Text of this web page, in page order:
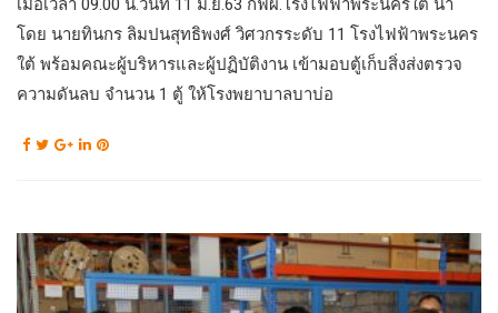
เมื่อเวลา 09.00 น.วันที่ 11 มิ.ย.63 กฟผ.โรงไฟฟ้าพระนครใต้ นำ
โดย นายทินกร ลิมปนสุทธิพงศ์ วิศวกรระดับ 11 โรงไฟฟ้าพระนคร
ใต้ พร้อมคณะผู้บริหารและผู้ปฏิบัติงาน เข้ามอบตู้เก็บสิ่งส่งตรวจ
ความดันลบ จำนวน 1 ตู้ ให้โรงพยาบาลบาบ่อ